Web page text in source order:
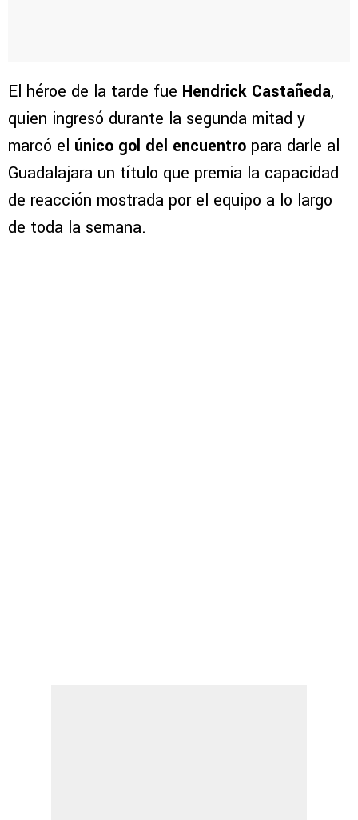
El héroe de la tarde fue Hendrick Castañeda,
quien ingresó durante la segunda mitad y
marcó el único gol del encuentro para darle al
Guadalajara un título que premia la capacidad
de reacción mostrada por el equipo a lo largo
de toda la semana.